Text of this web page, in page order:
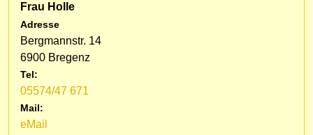
Frau Holle
Adresse
Bergmannstr. 14
6900 Bregenz
Tel:
05574/47 671
Mail:
eMail